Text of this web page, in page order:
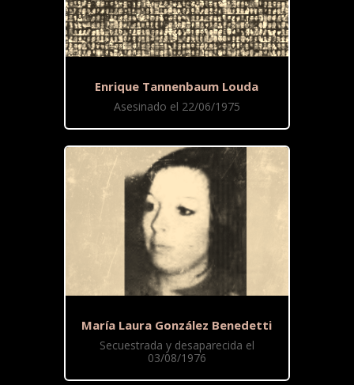
Enrique Tannenbaum Louda
Asesinado el 22/06/1975
María Laura González Benedetti
Secuestrada y desaparecida el
03/08/1976